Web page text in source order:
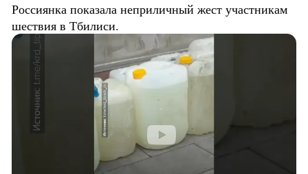
Россиянка показала неприличный жест участникам
шествия в Тбилиси.